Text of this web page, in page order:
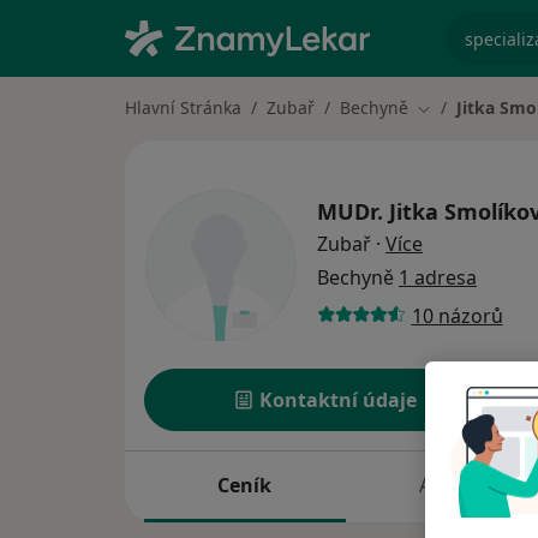
Hlavní Stránka Zubař Bechyně Změna města
Jitka
MUDr. Jitka
Zubař · Více
Bechyně 1 adresa
10 názorů
Kontaktní údaje
Ceník Adresy